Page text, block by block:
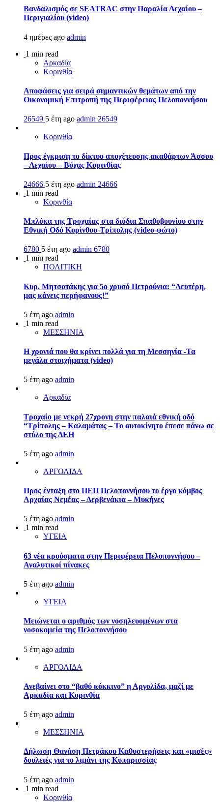
Βανδαλισμός σε SEATRAC στην Παραλία Λεχαίου –
Περιγιαλίου (video)
4 ημέρες ago admin
1 min read
Αρκαδία
Κορινθία
Αποφάσεις για σειρά σημαντικών θεμάτων από την
Οικονομική Επιτροπή της Περιφέρειας Πελοποννήσου
26549 5 έτη ago admin 26549
Κορινθία
Προς έγκριση το δίκτυο αποχέτευσης ακαθάρτων Άσσου
– Λεχαίου – Βόχας Κορινθίας
24666 5 έτη ago admin 24666
1 min read
Κορινθία
Μπλόκα της Τροχαίας στα διόδια Σπαθοβουνίου στην
Εθνική Οδό Κορίνθου-Τρίπολης (video-φώτο)
6780 5 έτη ago admin 6780
1 min read
ΠΟΛΙΤΙΚΗ
Κυρ. Μητσοτάκης για 5ο χρυσό Πετρούνια: “Λευτέρη,
μας κάνεις περήφανους!”
5 έτη ago admin
1 min read
ΜΕΣΣΗΝΙΑ
Η χρονιά που θα κρίνει πολλά για τη Μεσσηνία -Τα
μεγάλα στοιχήματα (video)
5 έτη ago admin
Αρκαδία
Τροχαίο με νεκρή 27χρονη στην παλαιά εθνική οδό
“Τρίπολης – Καλαμάτας – Το αυτοκίνητο έπεσε πάνω σε
στύλο της ΔΕΗ
5 έτη ago admin
ΑΡΓΟΛΙΔΑ
Προς ένταξη στο ΠΕΠ Πελοποννήσου το έργο κόμβος
Αρχαίας Νεμέας – Δερβενάκια – Μυκήνες
5 έτη ago admin
1 min read
ΥΓΕΙΑ
63 νέα κρούσματα στην Περιφέρεια Πελοποννήσου –
Αναλυτικοί πίνακες
5 έτη ago admin
ΥΓΕΙΑ
Μειώνεται ο αριθμός των νοσηλευομένων στα
νοσοκομεία της Πελοποννήσου
5 έτη ago admin
ΑΡΓΟΛΙΔΑ
Ανεβαίνει στο “βαθύ κόκκινο” η Αργολίδα, μαζί με
Αρκαδία και Κορινθία
5 έτη ago admin
ΜΕΣΣΗΝΙΑ
Δήλωση Θανάση Πετράκου Καθυστερήσεις και «μισές»
δουλειές για το λιμάνι της Κυπαρισσίας
5 έτη ago admin
1 min read
Κορινθία